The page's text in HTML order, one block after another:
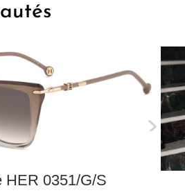
HER 0351/G/S